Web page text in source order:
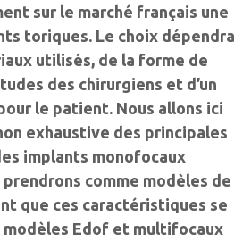
sur le marché français une
toriques. Le choix dépendra
utilisés, de la forme de
des chirurgiens et d’un
le patient. Nous allons ici
exhaustive des principales
implants monofocaux
comme modèles de
que ces caractéristiques se
Edof et multifocaux